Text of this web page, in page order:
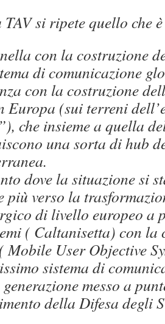
si ripete quello che è
con la costruzione
di comunicazione
con la costruzione
Europa (sui terreni
che insieme a quella
una sorta di hub
dove la situazione si
più verso la
di livello europeo a
( Caltanisetta) con la
Mobile User Objective
sistema di
messo a
della Difesa degli